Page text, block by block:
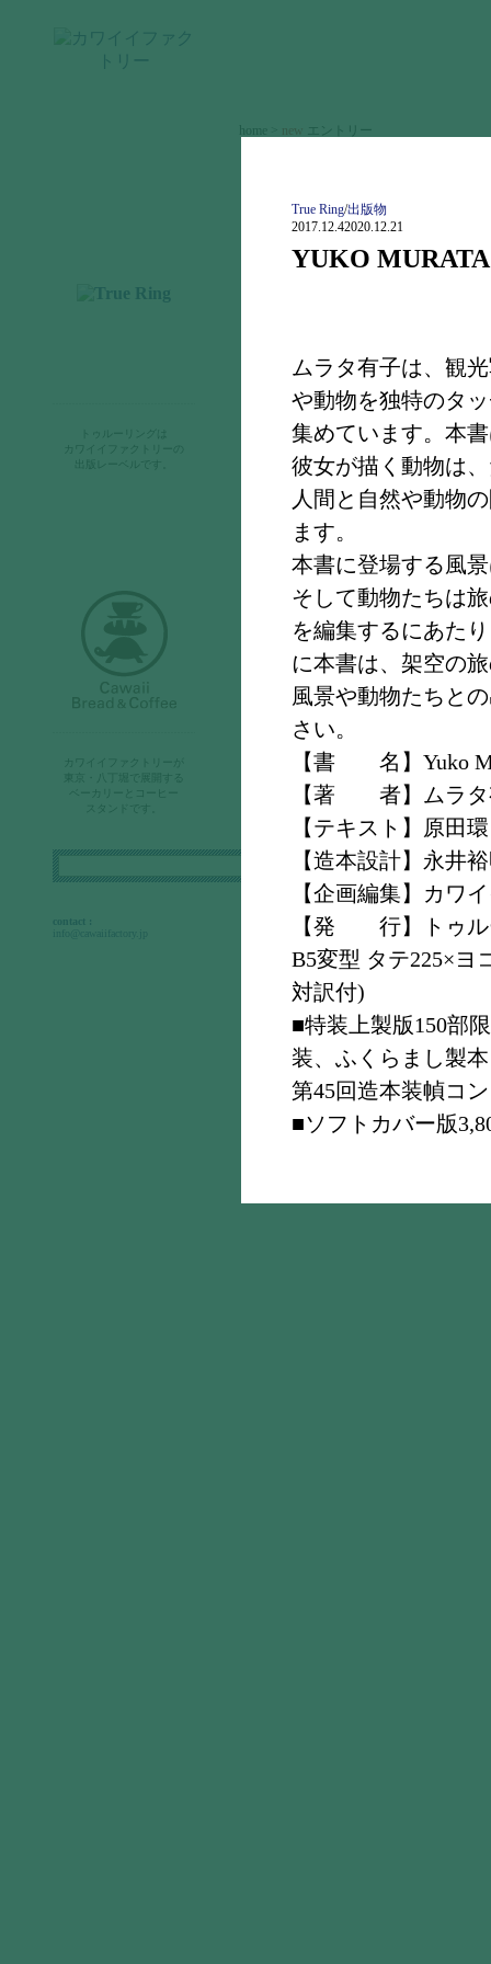
home > new エントリー
cawaii ジャーナル
カワイイファクトリーとは
カワイイファクトリーの
お知らせ
購入のご案内
販売店さまへ
トゥルーリングとは
カワイイファクトリーが
ベーカリーとコーヒー
CBCジャーナル
検
索:
contact :
True Ring/出版物
2017.12.42020.12.21
YUKO MURATA
ムラタ有子は、観
や動物を独特のタ
集めています。本
彼女が描く動物は
人間と自然や動物
ます。
本書に登場する風
そして動物たちは
を編集するにあた
に本書は、架空の
風景や動物たちと
さい。
【書 名】Yuko
【著 者】ムラタ
【テキスト】原田
【造本設計】永井
【企画編集】カワ
【発 行】トゥル
B5変型 タテ225×ヨ
対訳付)
■特装上製版150部
装、ふくらまし製
第45回造本装幀コ
■ソフトカバー版